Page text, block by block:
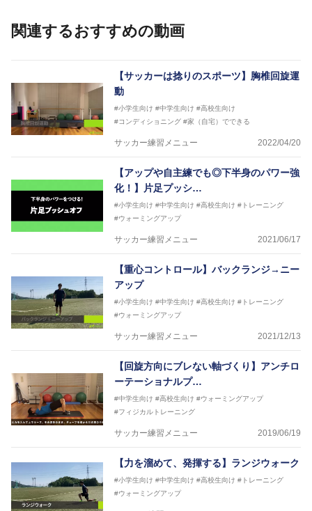
世代のサッカーを中心に、WJBL、社会人ラグビー、
を派遣している。
さらには講演会やセミナー、専門学校などの教育機関
に講師を派遣するなど後進育成にも力を入れている。
「一人一人の健康な人生をサポートする」を企業理念
として掲げ、世の中の人々の『健康』をあらゆる方向
からサポートし、一人一人の「楽しく、豊かに、生き
生きと」生きる、そんな『健康な人生』をサポートし
関連するおすすめの動画
【サッカーは捻りのスポーツ】胸椎回旋運
動
#小学生向け #中学生向け #高校生向け
#コンディショニング #家（自宅）でできる
サッカー練習メニュー 2022/04/20
【アップや自主練でも◎下半身のパワー強
化！】片足プッシ…
#小学生向け #中学生向け #高校生向け #トレーニング
#ウォーミングアップ
サッカー練習メニュー 2021/06/17
【重心コントロール】バックランジ→ニー
アップ
#小学生向け #中学生向け #高校生向け #トレーニング
#ウォーミングアップ
サッカー練習メニュー 2021/12/13
【回旋方向にブレない軸づくり】アンチロ
ーテーショナルプ…
#中学生向け #高校生向け #ウォーミングアップ
#フィジカルトレーニング
サッカー練習メニュー 2019/06/19
【力を溜めて、発揮する】ランジウォーク
#小学生向け #中学生向け #高校生向け #トレーニング
#ウォーミングアップ